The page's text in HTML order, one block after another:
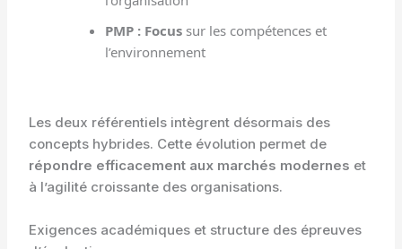
PMP : Focus sur les compétences et
l’environnement
Les deux référentiels intègrent désormais des
concepts hybrides. Cette évolution permet de
répondre efficacement aux marchés modernes et
à l’agilité croissante des organisations.
Exigences académiques et structure des épreuves